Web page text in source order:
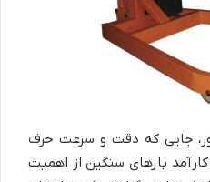
جایی که دقت و سرعت حرف
بارهای سنگین از اهمیت